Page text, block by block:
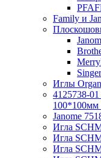
Family и
Singer
Иглы
4125738-
100*100мм
Janome
Игла
Игла
Игла